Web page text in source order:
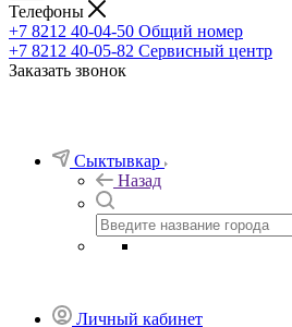
Телефоны
+7 8212 40-04-50 Общий номер
+7 8212 40-05-82 Сервисный центр
Заказать звонок
Сыктывкар
Назад
Личный кабинет